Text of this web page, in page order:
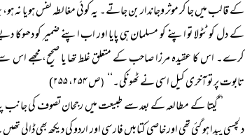
کے قالب میں جا کر موثر وجاندار بن جاتے۔ یہ کوئی مغالطہ نفس ہو یا
کے دل کو ٹٹولا تو اپنے کو مسلمان ہی پایا اور اب اپنے ضمیر کو دھوکا
کرے۔ اس کا عقیدہ مرزا صاحب کے متعلق غلط تھا یا صحیح، مجھے اس
تابوت پر تو آخری کیل اسی نے ٹھونکی۔‘‘ (ص ۲۵۴، ۲۵۵)
’’گیتا کے مطالعہ کے بعد سے طبیعت میں رجحان تصوف کی جانب